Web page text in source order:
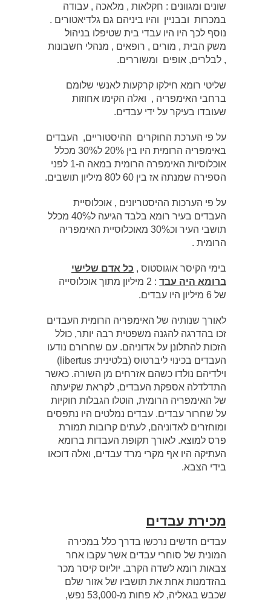
שונים ומגוונים : חקלאות , מלאכה , עבודה
במכרות ובבניין והיו ביניהם גם גלדיאטורים .
נוסף לכך היו היו עבדי בית שטיפלו בניהול
משק הבית , מורים , רופאים , מנהלי חשבונות
, לבלרים, אופים ומשוררים.
שליטי רומא חילקו קרקעות לאנשי שלומם
ברחבי האימפריה , ואלה הקימו אחוזות
שעובדו בעיקר על ידי עבדים.
על פי הערכת החוקרים ההיסטוריים, העבדים
באימפריה הרומית היו בין 20% ל30% מכלל
אוכלוסיות האימפרה הרומית במאה ה-1 לפני
הספירה שמנתה אז בין 60 ל80 מיליון תושבים.
על פי הערכות ההיסטריונים , אוכלוסיית
העבדים בעיר רומא בלבד הגיעה ל40% מכלל
תושבי העיר וכ30% מאוכלוסיית האימפריה
הרומית .
בימי הקיסר אוגוסטוס , כל אדם שלישי
ברומא היה עבד
: 2 מיליון מתוך אוכלוסייה
של 6 מיליון היו עבדים.
לאורך שנותיה של האימפריה הרומית העבדים
זכו בהדרגה להגנה משפטית רבה יותר, כולל
הזכות להתלונן על אדוניהם. עם שחרורם נודעו
העבדים בכינוי ליברטוס (בלטינית: libertus)
וילדיהם נולדו כשהם אזרחים מן השורה. כאשר
התדלדלה אספקת העבדים, לקראת שקיעתה
של האימפריה הרומית, הוטלו הגבלות חוקיות
על שחרור עבדים. עבדים נמלטים היו נתפסים
ומוחזרים לאדוניהם, לעתים קרובות תמורת
פרס למוצא. לאורך תקופת העבדות ברומא
העתיקה היו אף מקרי מרד עבדים, ואלה דוכאו
בידי הצבא.
מכירת עבדים
עבדים חדשים נרכשו בדרך כלל במכירה
המונית של סוחרי עבדים אשר עקבו אחר
צבאות רומא לשדה הקרב. יוליוס קיסר מכר
בהזדמנות אחת את תושביו של אזור שלם
שכבש בגאליה, לא פחות מ-53,000 נפש,